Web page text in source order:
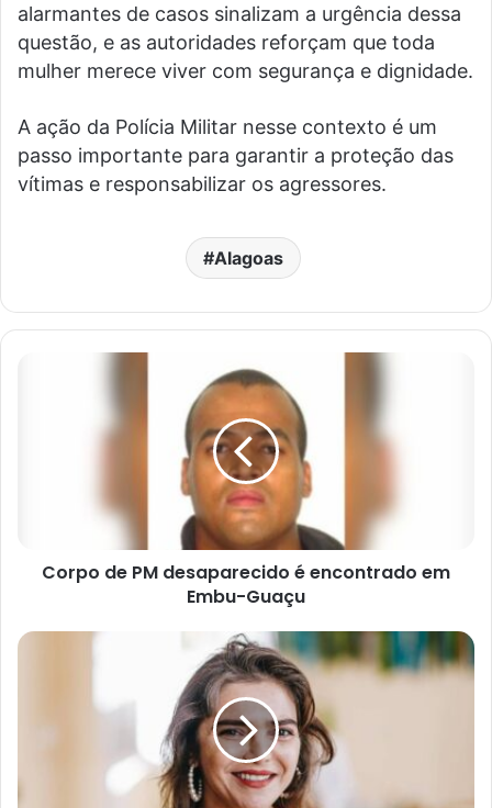
alarmantes de casos sinalizam a urgência dessa
questão, e as autoridades reforçam que toda
mulher merece viver com segurança e dignidade.
A ação da Polícia Militar nesse contexto é um
passo importante para garantir a proteção das
vítimas e responsabilizar os agressores.
Alagoas
Corpo de PM desaparecido é encontrado em
Embu-Guaçu